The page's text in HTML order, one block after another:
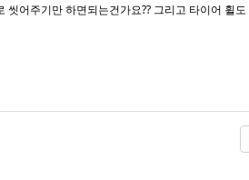
어주기만 하면되는건가요?? 그리고 타이어 휠